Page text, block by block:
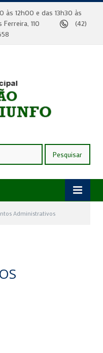
às 12h00 e das 13h30 às
Ferreira, 110
(42)
Administrativos